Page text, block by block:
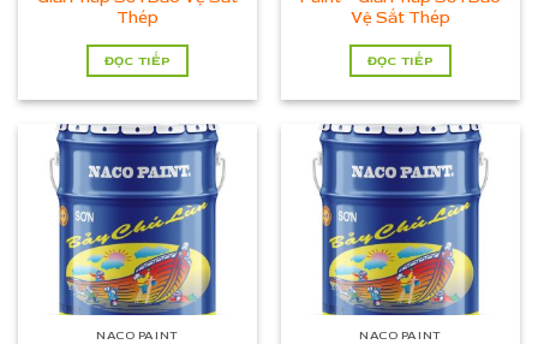
Thép
ĐỌC TIẾP
Vệ Sắt Thép
ĐỌC TIẾP
NACO PAINT NACO PAINT